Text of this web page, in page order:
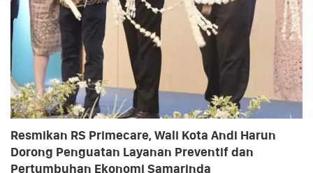
Resmikan RS Primecare, Wali Kota Andi Harun
Dorong Penguatan Layanan Preventif dan
Pertumbuhan Ekonomi Samarinda